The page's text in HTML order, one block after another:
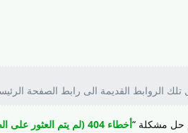
الروابط القديمة الى رابط الصفحة
حل مشكلة “أخطاء 404 (لم يتم العثور على الصفحة)